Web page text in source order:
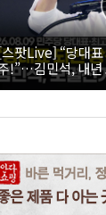
팟Live] “당대
!”…김민석, 내년
소 | 26.08.09 더